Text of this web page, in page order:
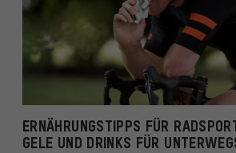
ERNÄHRUNGSTIPPS FÜR
GELE UND DRINKS FÜR